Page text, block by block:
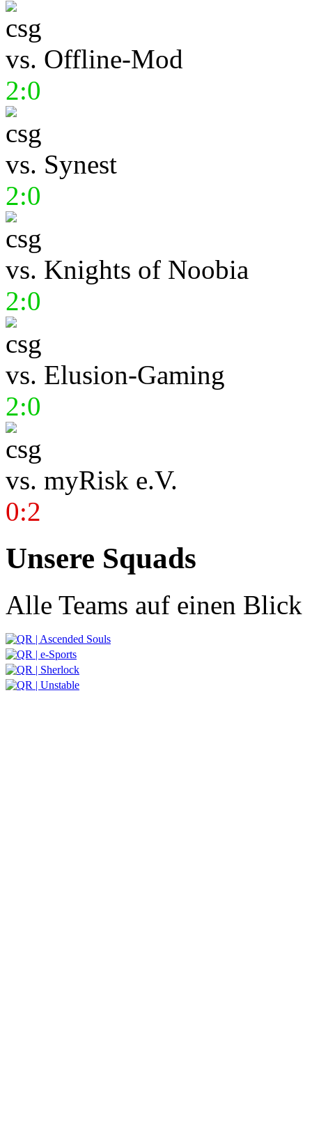
vs. Offline-Mod
2:0
vs. Synest
2:0
vs. Knights of Noobia
2:0
vs. Elusion-Gaming
2:0
vs. myRisk e.V.
0:2
Unsere Squads
Alle Teams auf einen Blick